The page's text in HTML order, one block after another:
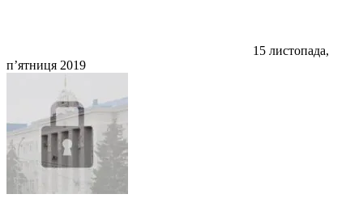
15 листопада,
п’ятниця 2019